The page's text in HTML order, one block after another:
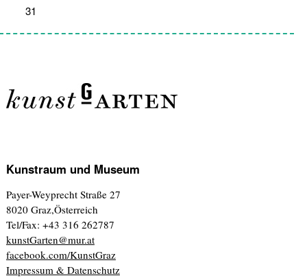
31
Kunstraum und Museum
Payer-Weyprecht Straße 27
8020 Graz,Österreich
Tel/Fax: +43 316 262787
kunstGarten@mur.at
facebook.com/KunstGraz
Impressum & Datenschutz